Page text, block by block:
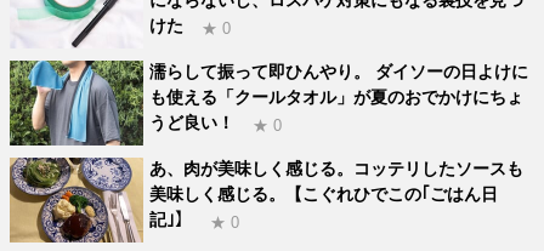
けた
★ 0
濡らして振って即ひんやり。 ダイソーの日よけに
も使える「クールタオル」が夏のおでかけにちょ
うど良い！
★ 0
あ、肉が美味しく感じる。コッテリしたソースも
美味しく感じる。【こぐれひでこの｢ごはん日
記｣】
★ 0